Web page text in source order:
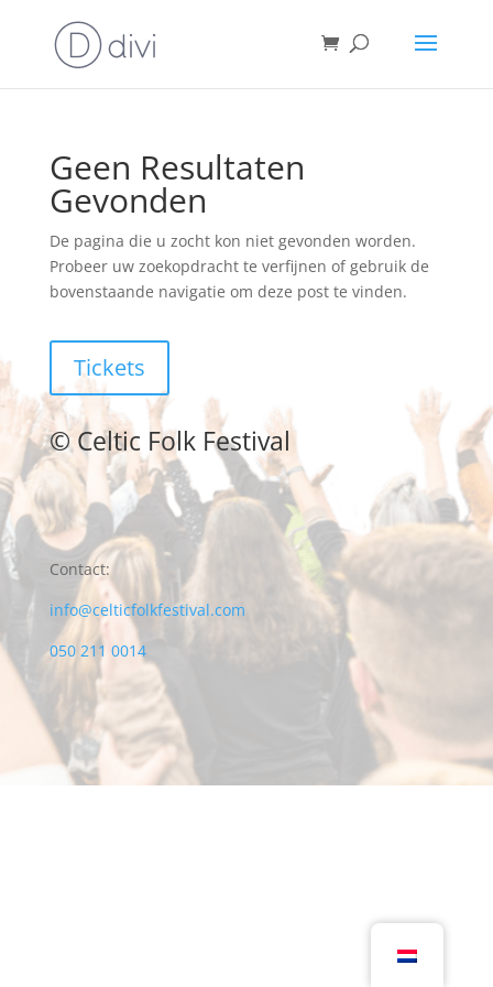
Geen Resultaten
Gevonden
De pagina die u zocht kon niet gevonden worden.
Probeer uw zoekopdracht te verfijnen of gebruik de
bovenstaande navigatie om deze post te vinden.
Tickets
©Celtic Folk Festival
Contact:
info@celticfolkfestival.com
050 211 0014